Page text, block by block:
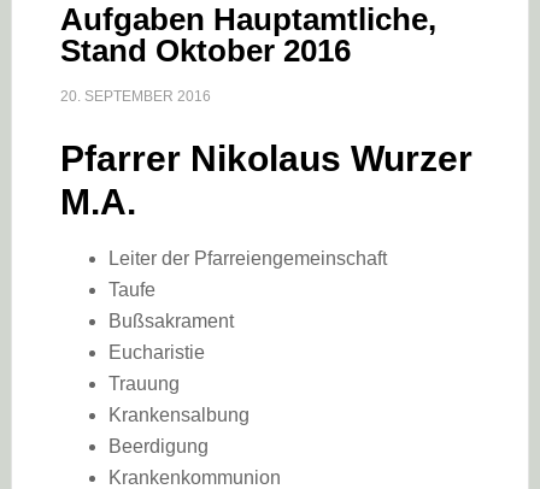
Aufgaben Hauptamtliche,
Stand Oktober 2016
20. SEPTEMBER 2016
Pfarrer Nikolaus Wurzer
M.A.
Leiter der Pfarreiengemeinschaft
Taufe
Bußsakrament
Eucharistie
Trauung
Krankensalbung
Beerdigung
Krankenkommunion